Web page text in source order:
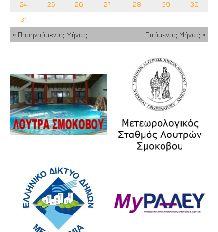
24 25 26 27 28 29
30
31
« Προηγούμενος Μήνας
Επόμενος Μήνας »